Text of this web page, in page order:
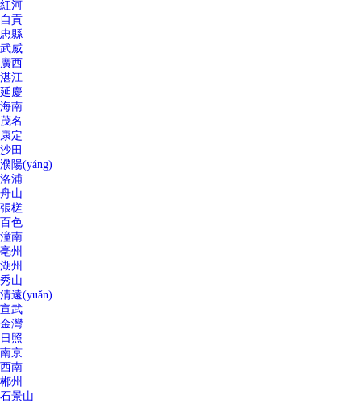
紅河
自貢
忠縣
武威
廣西
湛江
延慶
海南
茂名
康定
沙田
濮陽(yáng)
洛浦
舟山
張槎
百色
潼南
亳州
湖州
秀山
清遠(yuǎn)
宣武
金灣
日照
南京
西南
郴州
石景山